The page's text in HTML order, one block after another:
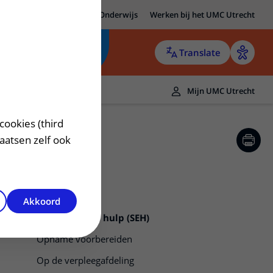
Onderwijs Werken bij het UMC Utrecht
Translate
Mijn UMC Utrecht
Spoedeisende hulp (SEH)
Opname voorbereiden
Op de verpleegafdeling
(third
zelf ook
Akkoord